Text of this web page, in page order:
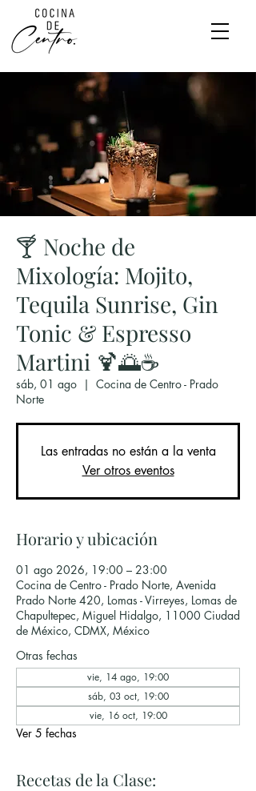
🍸 Noche de
Mixología: Mojito,
Tequila Sunrise, Gin
Tonic & Espresso
Martini 🍹🌅☕
sáb, 01 ago
  |
Cocina de Centro - Prado
Norte
Las entradas no están a la venta
Ver otros eventos
Horario y ubicación
01 ago 2026, 19:00 – 23:00
Cocina de Centro - Prado Norte, Avenida
Prado Norte 420, Lomas - Virreyes, Lomas de
Chapultepec, Miguel Hidalgo, 11000 Ciudad
de México, CDMX, México
Otras fechas
vie, 14 ago, 19:00
sáb, 03 oct, 19:00
vie, 16 oct, 19:00
Ver 5 fechas
Recetas de la Clase: